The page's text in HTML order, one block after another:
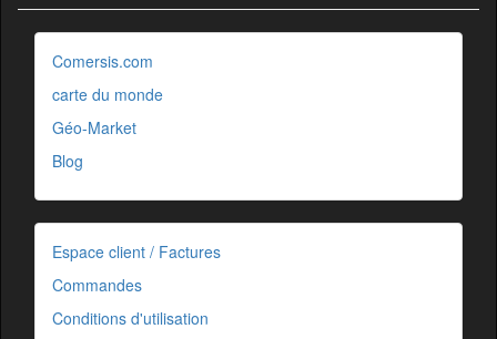
Comersis.com
carte du monde
Géo-Market
Blog
Espace client / Factures
Commandes
Conditions d'utilisation